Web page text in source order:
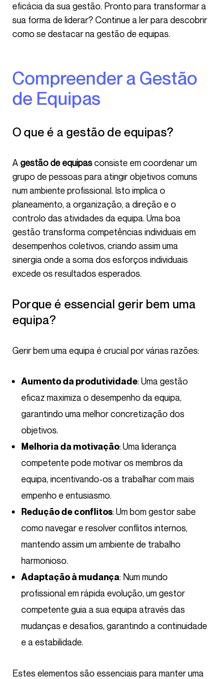
eficácia da sua gestão. Pronto para transformar a
sua forma de liderar? Continue a ler para descobrir
como se destacar na gestão de equipas.
Compreender a Gestão
de Equipas
O que é a gestão de equipas?
A gestão de equipasconsiste em coordenar um
grupo de pessoas para atingir objetivos comuns
num ambiente profissional. Isto implica o
planeamento, a organização, a direção e o
controlo das atividades da equipa. Uma boa
gestão transforma competências individuais em
desempenhos coletivos, criando assim uma
sinergia onde a soma dos esforços individuais
excede os resultados esperados.
Porque é essencial gerir bem uma
equipa?
Gerir bem uma equipa é crucial por várias razões:
Aumento da produtividade: Uma gestão
eficaz maximiza o desempenho da equipa,
garantindo uma melhor concretização dos
objetivos.
Melhoria da motivação: Uma liderança
competente pode motivar os membros da
equipa, incentivando-os a trabalhar com mais
empenho e entusiasmo.
Redução de conflitos: Um bom gestor sabe
como navegar e resolver conflitos internos,
mantendo assim um ambiente de trabalho
harmonioso.
Adaptação à mudança: Num mundo
profissional em rápida evolução, um gestor
competente guia a sua equipa através das
mudanças e desafios, garantindo a continuidade
e a estabilidade.
Estes elementos são essenciais para manter uma